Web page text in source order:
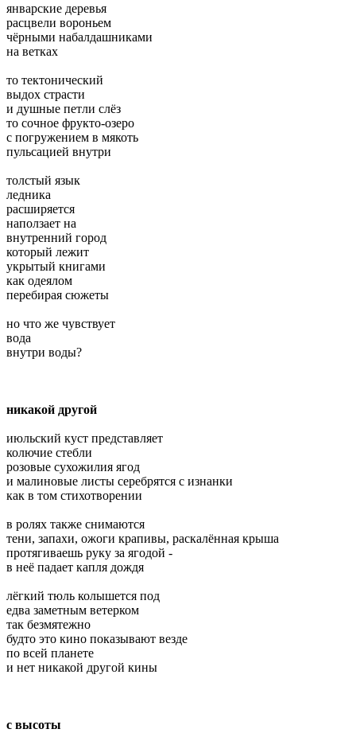
январские деревья
расцвели вороньем
чёрными набалдашниками
на ветках
то тектонический
выдох страсти
и душные петли слёз
то сочное фрукто-озеро
с погружением в мякоть
пульсацией внутри
толстый язык
ледника
расширяется
наползает на
внутренний город
который лежит
укрытый книгами
как одеялом
перебирая сюжеты
но что же чувствует
вода
внутри воды?
никакой другой
июльский куст представляет
колючие стебли
розовые сухожилия ягод
и малиновые листы серебрятся с изнанки
как в том стихотворении
в ролях также снимаются
тени, запахи, ожоги крапивы, раскалённая крыша
протягиваешь руку за ягодой -
в неё падает капля дождя
лёгкий тюль колышется под
едва заметным ветерком
так безмятежно
будто это кино показывают везде
по всей планете
и нет никакой другой кины
с высоты